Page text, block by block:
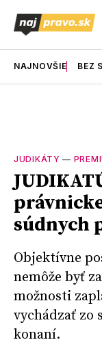
NAJNOVŠIE BEZ
JUDIKÁTY —
súdnych
Objektívne
nemôže byť
možnosti
vychádzať zo
konaní.